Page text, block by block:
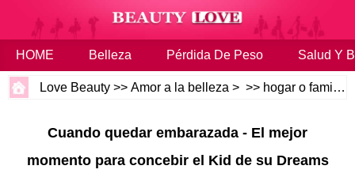
HOME Belleza Pérdida De Peso Salud Y
Love Beauty >>Amor a la belleza > >> hogar o familia
Cuando quedar embarazada - El mejor
momento para concebir el Kid de su Dreams